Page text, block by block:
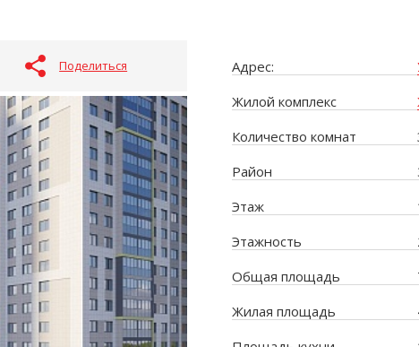
Поделиться Адрес:
Жилой комплекс
Количество комнат
Район
Этаж
Этажность
Общая площадь
Жилая площадь